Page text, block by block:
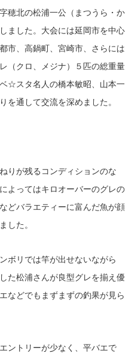
穂北の松浦一公（まつうら・か
ました。大会には延岡市を中心
市、高鍋町、宮崎市、さらには
（クロ、メジナ）５匹の総重量
☆スタ名人の橋本敏昭、山本一
を通して交流を深めました。
りが残るコンディションのな
よってはキロオーバーのグレの
どバラエティーに富んだ魚が顔
した。
ボリでは竿が出せないながら
た松浦さんが良型グレを揃え優
などでもまずまずの釣果が見ら
ントリーが少なく、平バエで